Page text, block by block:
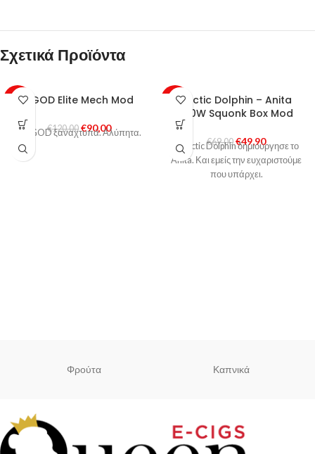
Σχετικά Προϊόντα
-25%
HOT
VGOD Elite Mech Mod
€120,00 €90,00
Η VGOD ξαναχτυπά. Αλύπητα.
-28%
SOLD
OUT
Arctic Dolphin – Anita
100W Squonk Box Mod
€69,00 €49,90
Η Arctic Dolphin δημιούργησε το
Anita. Και εμείς την ευχαριστούμε
που υπάρχει.
Φρούτα Καπνικά